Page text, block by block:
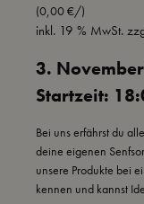
(0,00 €/)
inkl. 19 % MwSt.
3.
Startzeit:
Bei uns erfährst du
deine eigenen
unsere Produkte bei
kennen und kannst